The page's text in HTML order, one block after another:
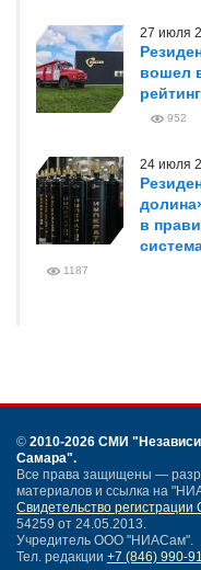
27 июля
вошел
952
24 июля
в
1187
© 2010-2026 СМИ
Самара".
Все права защищены —
материалов и ссылка на
Свидетельство
54259 от 24.05.2013.
Учредитель ООО "НИАСам".
Тел. редакции +7 (846) 990-